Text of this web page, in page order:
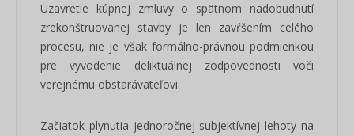
Uzavretie kúpnej zmluvy o spätnom nadobudnutí
zrekonštruovanej stavby je len zavŕšením celého
procesu, nie je však formálno-právnou podmienkou
pre vyvodenie deliktuálnej zodpovednosti voči
verejnému obstarávateľovi.
Začiatok plynutia jednoročnej subjektívnej lehoty na